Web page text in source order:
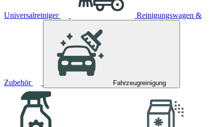
Universalreiniger Reinigungswagen &
Zubehör Fahrzeugreinigung